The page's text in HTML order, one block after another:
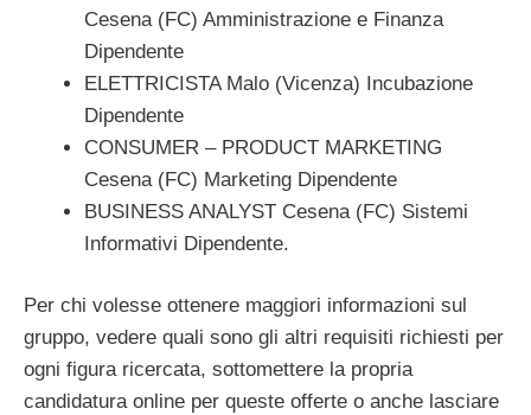
Cesena (FC) Amministrazione e Finanza
Dipendente
ELETTRICISTA Malo (Vicenza) Incubazione
Dipendente
CONSUMER – PRODUCT MARKETING
Cesena (FC) Marketing Dipendente
BUSINESS ANALYST Cesena (FC) Sistemi
Informativi Dipendente.
Per chi volesse ottenere maggiori informazioni sul
gruppo, vedere quali sono gli altri requisiti richiesti per
ogni figura ricercata, sottomettere la propria
candidatura online per queste offerte o anche lasciare